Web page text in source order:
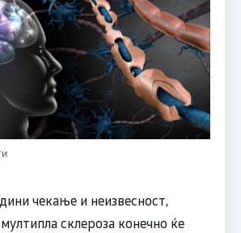
чекање и неизвесност,
склероза конечно ќе